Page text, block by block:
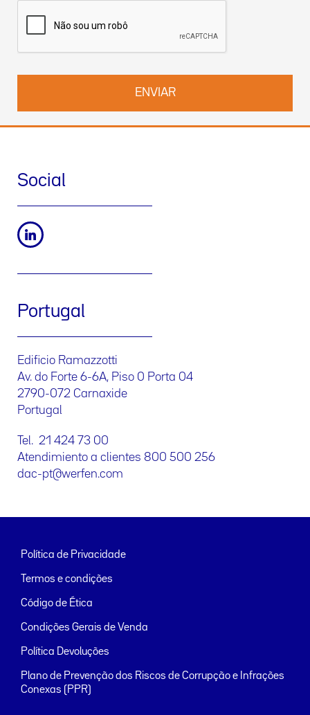
dados e sobre como exercer os seus direitos na nossa
de Privacidade. Pode também contactar-nos pelo
Social
Portugal
Edificio Ramazzotti
Av. do Forte 6-6A, Piso 0 Porta 04
2790-072 Carnaxide
Portugal
Tel. 21 424 73 00
Atendimiento a clientes 800 500 256
dac-pt@werfen.com
Política de Privacidade
Termos e condições
Código de Ética
Condições Gerais de Venda
Política Devoluções
Plano de Prevenção dos Riscos de Corrupção e Infrações
Conexas (PPR)